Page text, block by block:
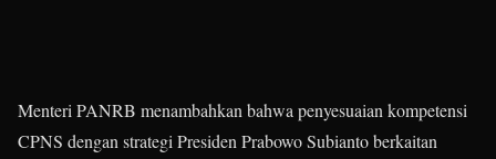
Menteri PANRB menambahkan bahwa penyesuaian kompetensi
CPNS dengan strategi Presiden Prabowo Subianto berkaitan